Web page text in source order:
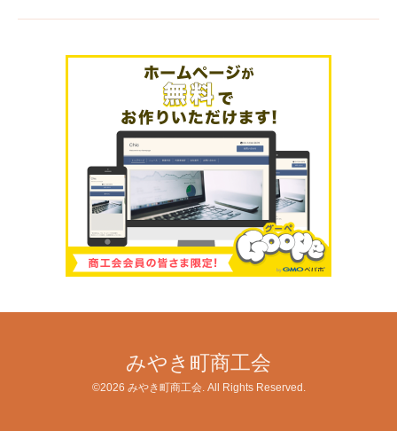
みやき町商工会
©2026 みやき町商工会. All Rights Reserved.